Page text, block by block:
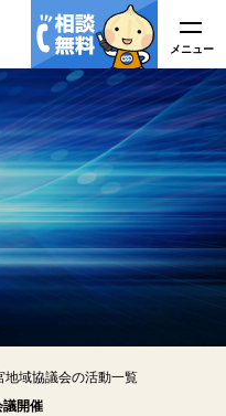
メニュー
地域協議会の活動一覧
議開催